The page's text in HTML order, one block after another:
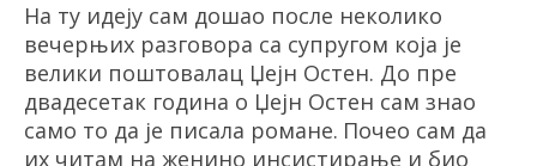
На ту идеју сам дошао после неколико
вечерњих разговора са супругом која је
велики поштовалац Џејн Остен. До пре
двадесетак година о Џејн Остен сам знао
само то да је писала романе. Почео сам да
их читам на женино инсистирање и био